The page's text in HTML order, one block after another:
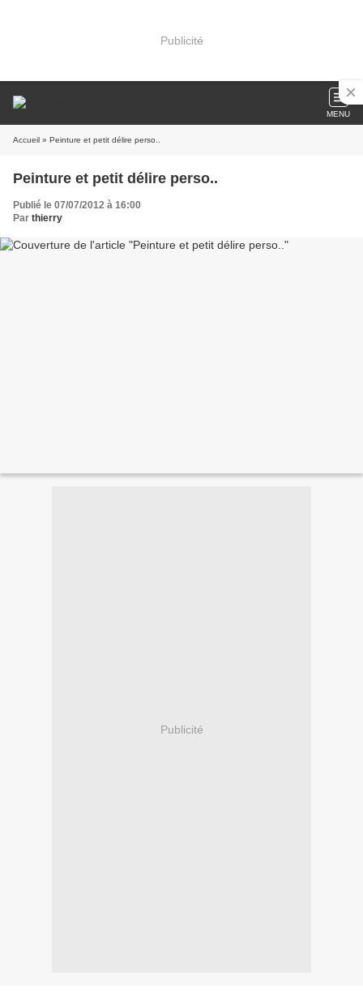
Publicité
MENU
Accueil » Peinture et petit délire perso..
Peinture et petit délire perso..
Publié le 07/07/2012 à 16:00
Par thierry
Publicité